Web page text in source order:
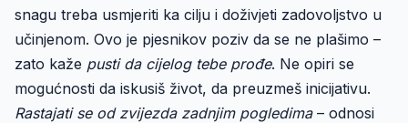
snagu treba usmjeriti ka cilju i doživjeti zadovoljstvo u
učinjenom. Ovo je pjesnikov poziv da se ne plašimo –
zato kaže pusti da cijelog tebe prođe. Ne opiri se
mogućnosti da iskusiš život, da preuzmeš inicijativu.
Rastajati se od zvijezda zadnjim pogledima– odnosi